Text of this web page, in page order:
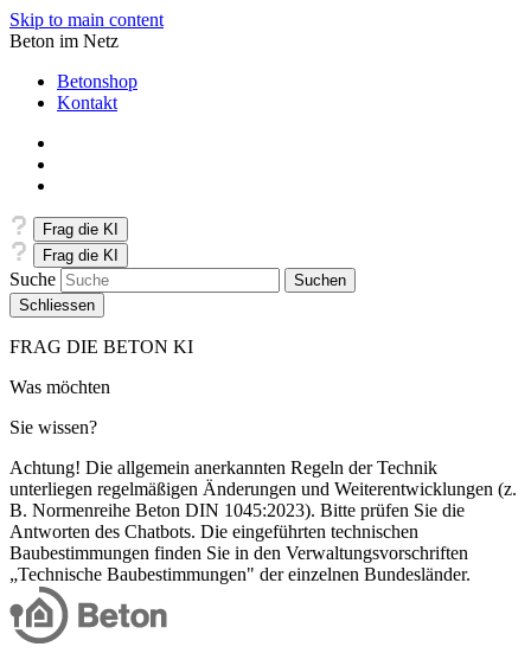
Skip to main content
Beton im Netz
Betonshop
Kontakt
Frag die KI
Frag die KI
Suche
Schliessen
FRAG DIE BETON KI
Was möchten
Sie wissen?
Achtung! Die allgemein anerkannten Regeln der Technik
unterliegen regelmäßigen Änderungen und Weiterentwicklungen (z.
B. Normenreihe Beton DIN 1045:2023). Bitte prüfen Sie die
Antworten des Chatbots. Die eingeführten technischen
Baubestimmungen finden Sie in den Verwaltungsvorschriften
„Technische Baubestimmungen" der einzelnen Bundesländer.